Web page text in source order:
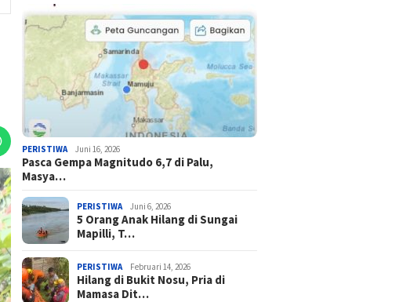
PERISTIWA Juni 16, 2026
Pasca Gempa Magnitudo 6,7 di Palu,
Masya…
PERISTIWA Juni 6, 2026
5 Orang Anak Hilang di Sungai
Mapilli, T…
PERISTIWA Februari 14, 2026
Hilang di Bukit Nosu, Pria di
Mamasa Dit…